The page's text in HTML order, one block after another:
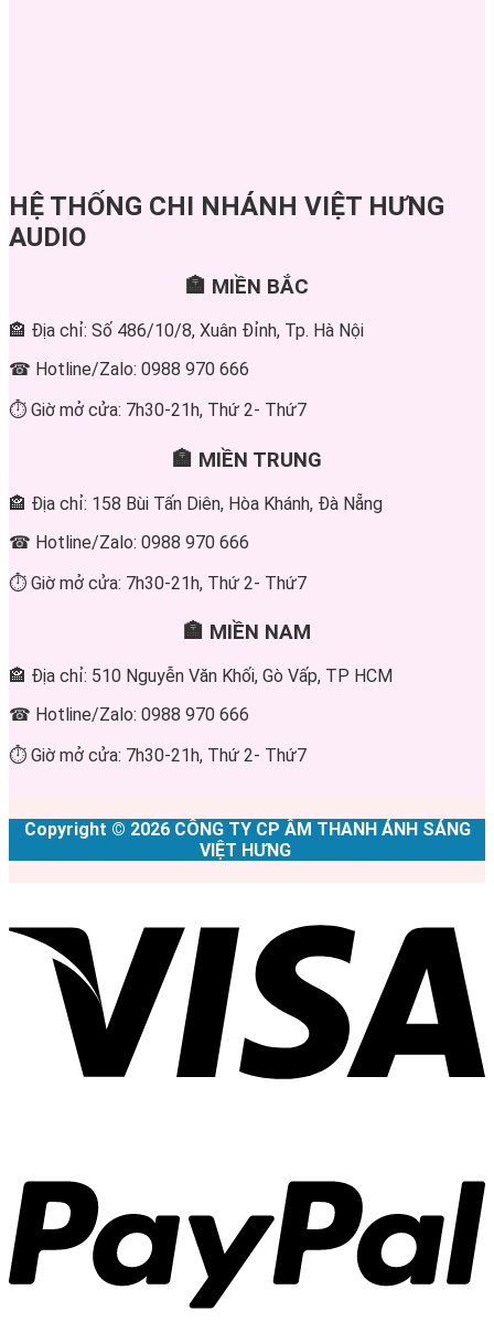
HỆ THỐNG CHI NHÁNH VIỆT HƯNG
AUDIO
🏣 MIỀN BẮC
🏤 Địa chỉ: Số 486/10/8, Xuân Đỉnh, Tp. Hà Nội
☎ Hotline/Zalo: 0988 970 666
⏱ Giờ mở cửa: 7h30-21h, Thứ 2- Thứ7
🏣 MIỀN TRUNG
🏤 Địa chỉ: 158 Bùi Tấn Diên, Hòa Khánh, Đà Nẵng
☎ Hotline/Zalo: 0988 970 666
⏱ Giờ mở cửa: 7h30-21h, Thứ 2- Thứ7
🏣 MIỀN NAM
🏤 Địa chỉ: 510 Nguyễn Văn Khối, Gò Vấp, TP HCM
☎ Hotline/Zalo: 0988 970 666
⏱ Giờ mở cửa: 7h30-21h, Thứ 2- Thứ7
Copyright © 2026 CÔNG TY CP ÂM THANH ÁNH SÁNG
VIỆT HƯNG